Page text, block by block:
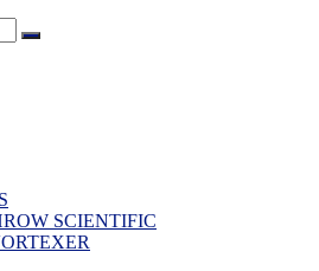
SCIENTIFIC